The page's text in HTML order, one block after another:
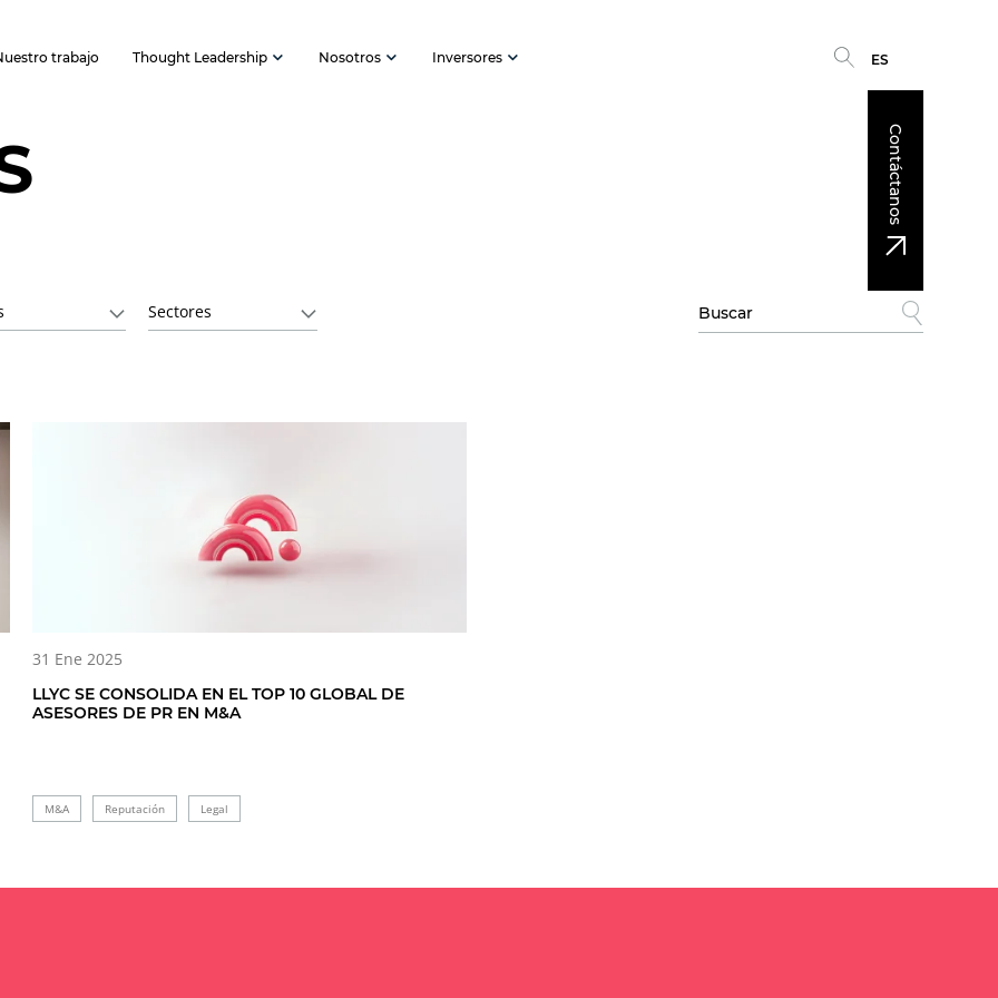
trabajo Thought Leadership Nosotros Inversores ES
Contáctanos
Sectores
31 Ene 2025
LLYC SE CONSOLIDA EN EL TOP 10 GLOBAL DE
ASESORES DE PR EN M&A
M&A Reputación Legal